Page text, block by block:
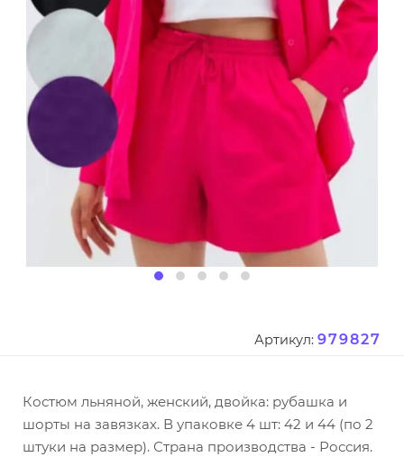
Артикул: 979827
Костюм льняной, женский, двойка: рубашка и
шорты на завязках. В упаковке 4 шт: 42 и 44 (по 2
штуки на размер). Страна производства - Россия.